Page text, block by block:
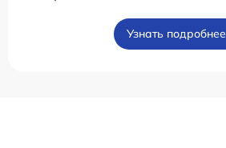
Узнать подробнее